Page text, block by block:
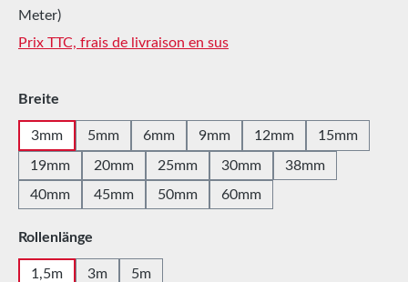
Meter)
Prix TTC, frais de livraison en sus
Sélectionnez
Breite
3mm 5mm 6mm 9mm 12mm 15mm
19mm 20mm 25mm 30mm
38mm
40mm
45mm 50mm 60mm
Sélectionnez
Rollenlänge
1,5m 3m 5m